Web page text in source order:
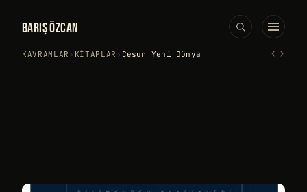
BARIŞ ÖZCAN
KAVRAMLAR › KITAPLAR › Cesur Yeni Dünya ‹›